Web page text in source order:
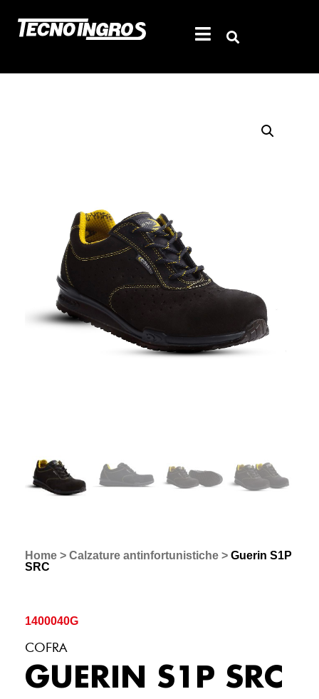
Home > Calzature antinfortunistiche > Guerin S1P
SRC
1400040G
COFRA
GUERIN S1P SRC